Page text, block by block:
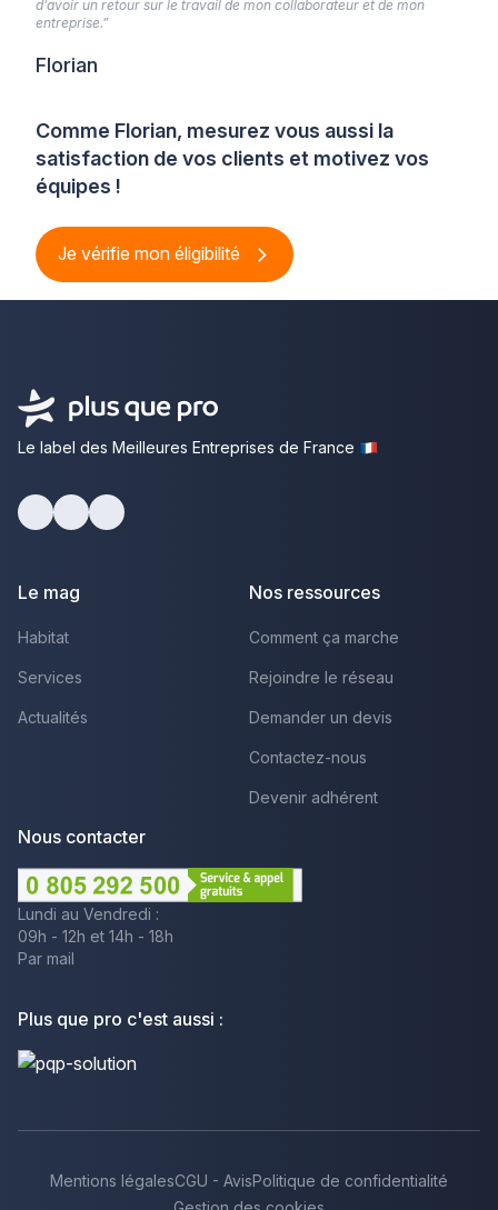
Comme Florian, mesurez vous aussi la
satisfaction de vos clients et motivez vos
équipes !
Je vérifie mon éligibilité
d’avoir un retour sur le travail de mon collaborateur et de mon
entreprise.”
Florian
Le label des Meilleures Entreprises de France
Le mag
Habitat
Services
Actualités
Nos ressources
Comment ça marche
Rejoindre le réseau
Demander un devis
Contactez-nous
Devenir adhérent
Nous contacter
Lundi au Vendredi :
09h - 12h et 14h - 18h
Par mail
Plus que pro c'est aussi :
Mentions légalesCGU - AvisPolitique de confidentialité